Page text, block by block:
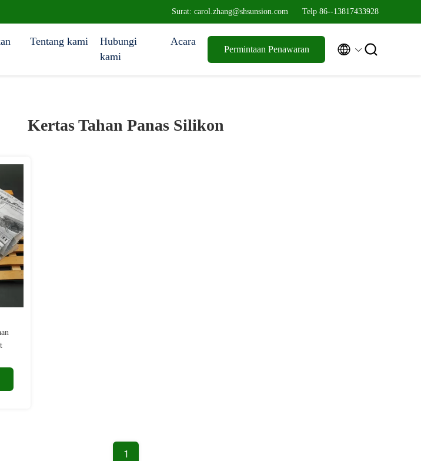
Surat: carol.zhang@shsunsion.com Telp 86--13817433928
Tentang kami
Hubungi
kami
Acara
Permintaan Penawaran  
Kertas Tahan Panas Silikon
1